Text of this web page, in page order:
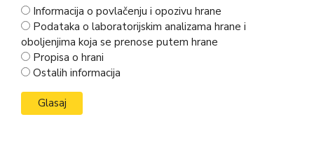
Informacija o povlačenju i opozivu hrane
Podataka o laboratorijskim analizama hrane i
oboljenjima koja se prenose putem hrane
Propisa o hrani
Ostalih informacija